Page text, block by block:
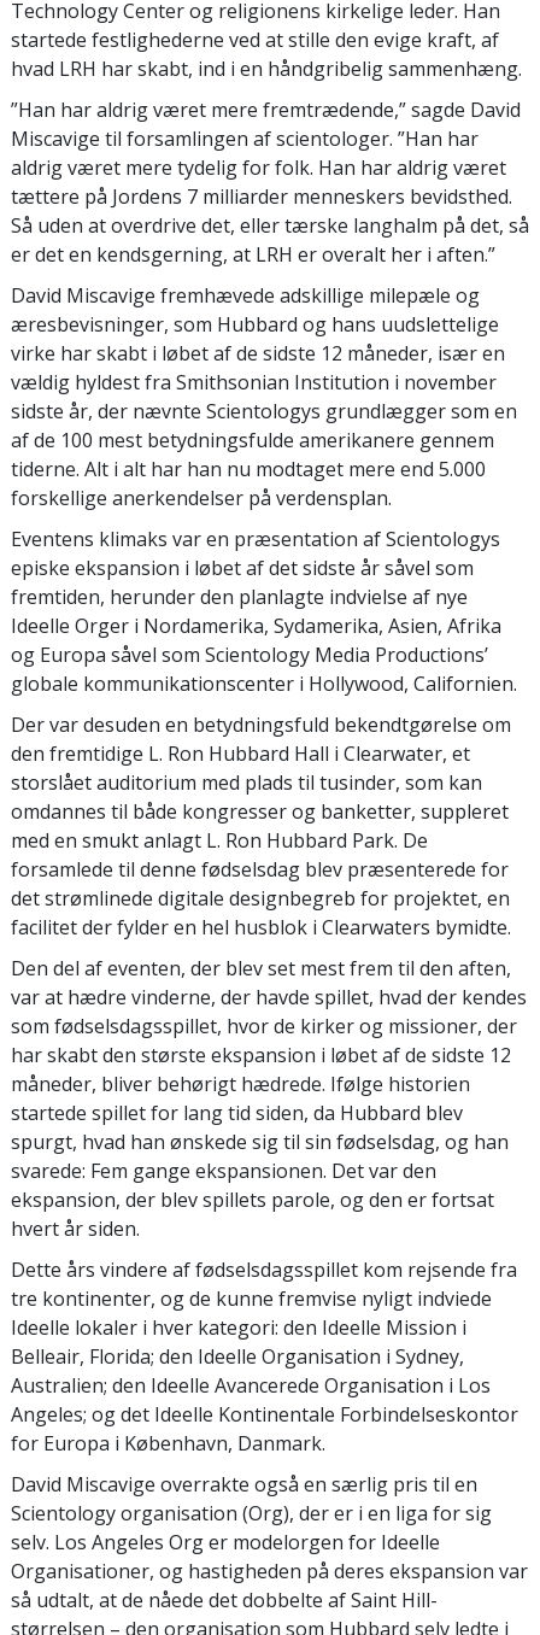
Technology Center og religionens kirkelige leder. Han
startede festlighederne ved at stille den evige kraft, af
hvad LRH har skabt, ind i en håndgribelig sammenhæng.
”Han har aldrig været mere fremtrædende,” sagde David
Miscavige til forsamlingen af scientologer. ”Han har
aldrig været mere tydelig for folk. Han har aldrig været
tættere på Jordens 7 milliarder menneskers bevidsthed.
Så uden at overdrive det, eller tærske langhalm på det, så
er det en kendsgerning, at LRH er overalt her i aften.”
David Miscavige fremhævede adskillige milepæle og
æresbevisninger, som Hubbard og hans uudslettelige
virke har skabt i løbet af de sidste 12 måneder, især en
vældig hyldest fra Smithsonian Institution i november
sidste år, der nævnte Scientologys grundlægger som en
af de 100 mest betydningsfulde amerikanere gennem
tiderne. Alt i alt har han nu modtaget mere end 5.000
forskellige anerkendelser på verdensplan.
Eventens klimaks var en præsentation af Scientologys
episke ekspansion i løbet af det sidste år såvel som
fremtiden, herunder den planlagte indvielse af nye
Ideelle Orger i Nordamerika, Sydamerika, Asien, Afrika
og Europa såvel som Scientology Media Productions’
globale kommunikationscenter i Hollywood, Californien.
Der var desuden en betydningsfuld bekendtgørelse om
den fremtidige L. Ron Hubbard Hall i Clearwater, et
storslået auditorium med plads til tusinder, som kan
omdannes til både kongresser og banketter, suppleret
med en smukt anlagt L. Ron Hubbard Park. De
forsamlede til denne fødselsdag blev præsenterede for
det strømlinede digitale designbegreb for projektet, en
facilitet der fylder en hel husblok i Clearwaters bymidte.
Den del af eventen, der blev set mest frem til den aften,
var at hædre vinderne, der havde spillet, hvad der kendes
som fødselsdagsspillet, hvor de kirker og missioner, der
har skabt den største ekspansion i løbet af de sidste 12
måneder, bliver behørigt hædrede. Ifølge historien
startede spillet for lang tid siden, da Hubbard blev
spurgt, hvad han ønskede sig til sin fødselsdag, og han
svarede: Fem gange ekspansionen. Det var den
ekspansion, der blev spillets parole, og den er fortsat
hvert år siden.
Dette års vindere af fødselsdagsspillet kom rejsende fra
tre kontinenter, og de kunne fremvise nyligt indviede
Ideelle lokaler i hver kategori: den Ideelle Mission i
Belleair, Florida; den Ideelle Organisation i Sydney,
Australien; den Ideelle Avancerede Organisation i Los
Angeles; og det Ideelle Kontinentale Forbindelseskontor
for Europa i København, Danmark.
David Miscavige overrakte også en særlig pris til en
Scientology organisation (Org), der er i en liga for sig
selv. Los Angeles Org er modelorgen for Ideelle
Organisationer, og hastigheden på deres ekspansion var
så udtalt, at de nåede det dobbelte af Saint Hill-
størrelsen – den organisation som Hubbard selv ledte i